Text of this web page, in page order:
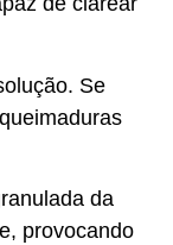
Se
da
provocando